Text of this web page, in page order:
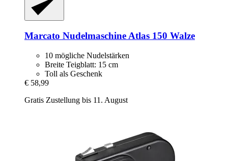
Marcato Nudelmaschine Atlas 150 Walze
10 mögliche Nudelstärken
Breite Teigblatt: 15 cm
Toll als Geschenk
€ 58,99
Gratis Zustellung bis 11. August